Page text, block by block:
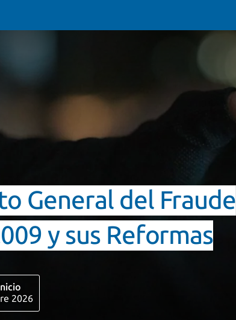
General del Fraude
y sus Reformas
2026